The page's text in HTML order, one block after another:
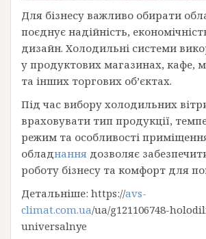
Для бізнесу важливо обирати
поєднує надійність,
дизайн. Холодильні системи
у продуктових магазинах, кафе,
та інших торгових об’єктах.
Під час вибору холодильних
враховувати тип продукції,
режим та особливості
обладнання дозволяє
роботу бізнесу та комфорт для
Детальніше: https://avs-
climat.com.ua/ua/g121106748-
universalnye